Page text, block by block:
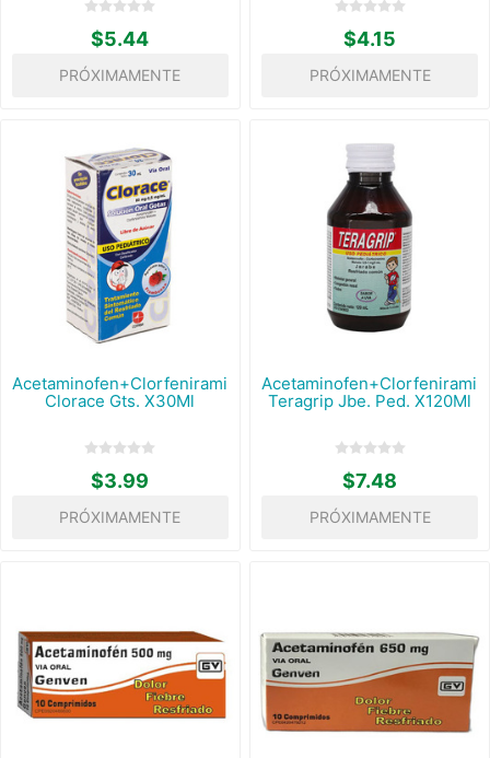
$5.44
PRÓXIMAMENTE
$4.15
PRÓXIMAMENTE
Acetaminofen+Clorfeniramina
Clorace Gts. X30Ml
$3.99
PRÓXIMAMENTE
Teragrip Jbe. Ped. X120Ml
$7.48
PRÓXIMAMENTE